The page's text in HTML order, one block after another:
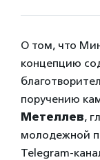
О том, что
концепцию
поручению
Метеллев,
молодежной
Telegram-